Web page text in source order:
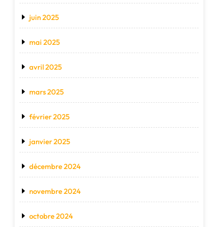
juin 2025
mai 2025
avril 2025
mars 2025
février 2025
janvier 2025
décembre 2024
novembre 2024
octobre 2024